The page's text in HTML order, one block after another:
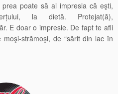
poate să ai impresia că eşti,
la dietă. Protejat(ă),
E doar o impresie. De fapt te afli
strămoşi, de “sărit din lac în